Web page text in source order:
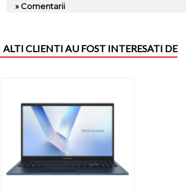
» Comentarii
ALTI CLIENTI AU FOST INTERESATI DE